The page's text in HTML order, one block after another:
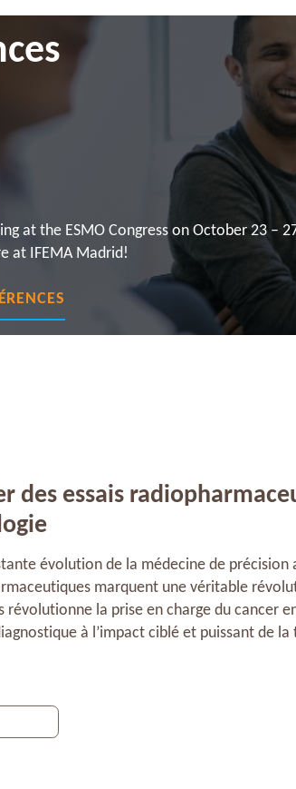
at the ESMO Congress on October 23 –
at IFEMA Madrid!
des essais
évolution de la médecine de précision
marquent une véritable
révolutionne la prise en charge du cancer
à l’impact ciblé et puissant de